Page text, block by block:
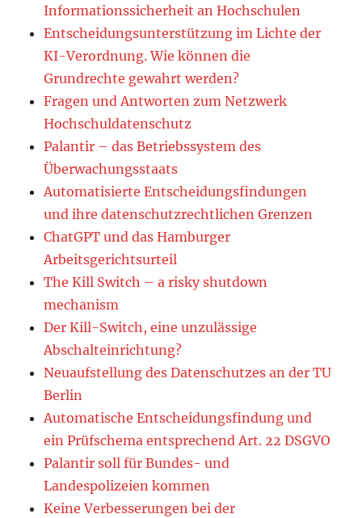
Informationssicherheit an Hochschulen
Entscheidungsunterstützung im Lichte der
KI-Verordnung. Wie können die
Grundrechte gewahrt werden?
Fragen und Antworten zum Netzwerk
Hochschuldatenschutz
Palantir – das Betriebssystem des
Überwachungsstaats
Automatisierte Entscheidungsfindungen
und ihre datenschutzrechtlichen Grenzen
ChatGPT und das Hamburger
Arbeitsgerichtsurteil
The Kill Switch – a risky shutdown
mechanism
Der Kill-Switch, eine unzulässige
Abschalteinrichtung?
Neuaufstellung des Datenschutzes an der TU
Berlin
Automatische Entscheidungsfindung und
ein Prüfschema entsprechend Art. 22 DSGVO
Palantir soll für Bundes- und
Landespolizeien kommen
Keine Verbesserungen bei der